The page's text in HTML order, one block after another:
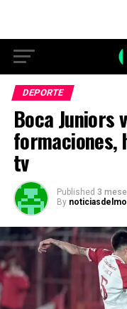
DEPORTE
Boca Juniors
formaciones,
tv
Published 3
By